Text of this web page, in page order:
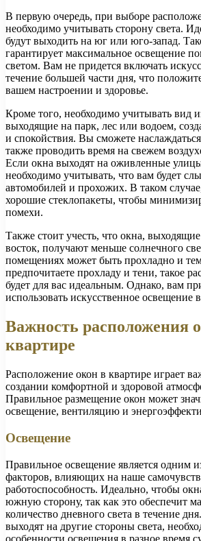
В первую очередь, при выборе
необходимо учитывать сторону света.
будут выходить на юг или юго-запад.
гарантирует максимальное освещение
светом. Вам не придется включать
течение большей части дня, что
вашем настроении и здоровье.
Кроме того, необходимо учитывать вид
выходящие на парк, лес или водоем,
и спокойствия. Вы сможете
также проводить время на свежем
Если окна выходят на оживленные
необходимо учитывать, что вам будет
автомобилей и прохожих. В таком
хорошие стеклопакеты, чтобы
помехи.
Также стоит учесть, что окна,
восток, получают меньше солнечного
помещениях может быть прохладно и
предпочитаете прохладу и тени, такое
будет для вас идеальным. Однако, вам
использовать искусственное освещение
Важность расположения
квартире
Расположение окон в квартире играет
создании комфортной и здоровой
Правильное размещение окон может
освещение, вентиляцию и
Освещение
Правильное освещение является одним
факторов, влияющих на наше
работоспособность. Идеально, чтобы
южную сторону, так как это обеспечит
количество дневного света в течение
выходят на другие стороны света,
особенности освещения в разное время